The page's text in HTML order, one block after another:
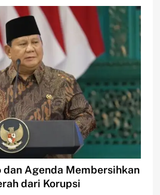
dan Agenda Membersihkan
dari Korupsi